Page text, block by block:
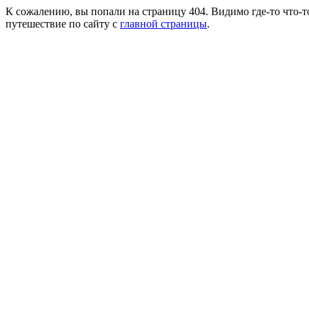
К сожалению, вы попали на страницу 404. Видимо где-то что-
путешествие по сайту с главной страницы.